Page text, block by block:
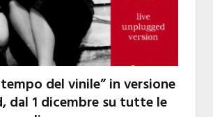
del vinile” in versione
dal 1 dicembre su tutte le